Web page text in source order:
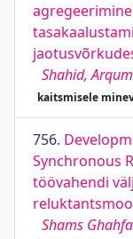
Shahid, Arqum
kaitsmisele
756.
Synchronous
töövahendi
Shams